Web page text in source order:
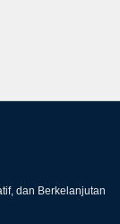
dan Berkelanjutan